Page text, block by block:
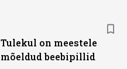
Tulekul on meestele
mõeldud beebipillid